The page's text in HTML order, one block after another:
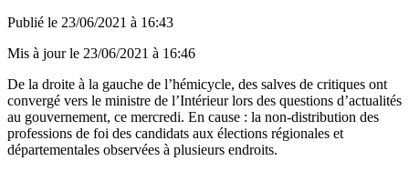
Publié le 23/06/2021 à 16:43
Mis à jour le 23/06/2021 à 16:46
De la droite à la gauche de l’hémicycle, des salves de critiques ont
convergé vers le ministre de l’Intérieur lors des questions d’actualités
au gouvernement, ce mercredi. En cause : la non-distribution des
professions de foi des candidats aux élections régionales et
départementales observées à plusieurs endroits.